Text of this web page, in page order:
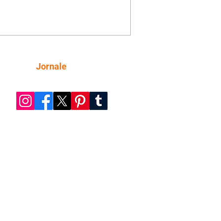
deve melhorar as condições
nas vias, proporcionando uma
Jornale